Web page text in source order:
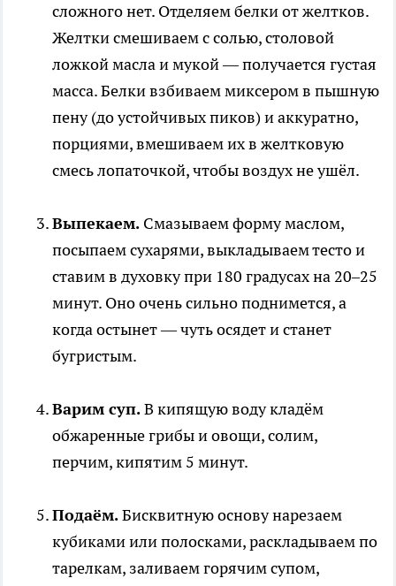
сложного нет. Отделяем белки от желтков.
Желтки смешиваем с солью, столовой
ложкой масла и мукой — получается густая
масса. Белки взбиваем миксером в пышную
пену (до устойчивых пиков) и аккуратно,
порциями, вмешиваем их в желтковую
смесь лопаточкой, чтобы воздух не ушёл.
Выпекаем. Смазываем форму маслом,
посыпаем сухарями, выкладываем тесто и
ставим в духовку при 180 градусах на 20–25
минут. Оно очень сильно поднимется, а
когда остынет — чуть осядет и станет
бугристым.
Варим суп.В кипящую воду кладём
обжаренные грибы и овощи, солим,
перчим, кипятим 5 минут.
Подаём.Бисквитную основу нарезаем
кубиками или полосками, раскладываем по
тарелкам, заливаем горячим супом,